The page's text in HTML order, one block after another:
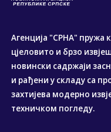
Агенција "СРНА" пружа
цјеловито и брзо
новински садржаји
и рађени у складу са
захтијева модерно
техничком погледу.